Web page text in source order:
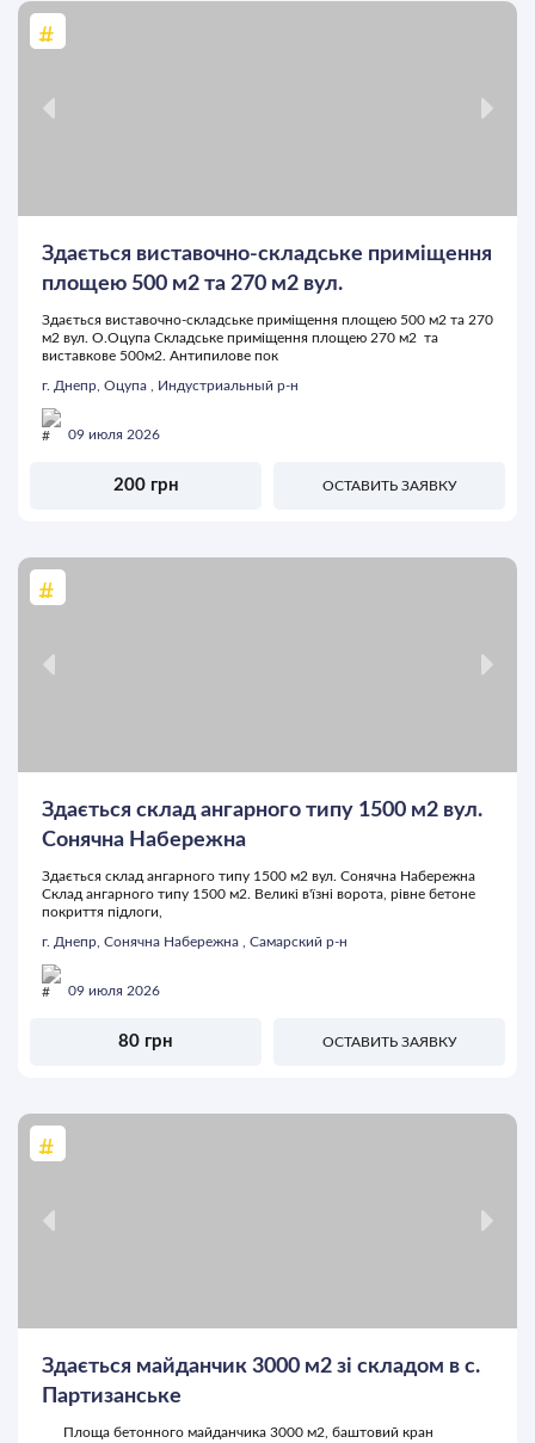
Здається виставочно-складське приміщення
площею 500 м2 та 270 м2 вул.
Здається виставочно-складське приміщення площею 500 м2 та 270
м2 вул. О.Оцупа Складське приміщення площею 270 м2 та
виставкове 500м2. Антипилове пок
г. Днепр, Оцупа , Индустриальный р-н
09 июля 2026
200 грн ОСТАВИТЬ ЗАЯВКУ
Здається склад ангарного типу 1500 м2 вул.
Сонячна Набережна
Здається склад ангарного типу 1500 м2 вул. Сонячна Набережна
Склад ангарного типу 1500 м2. Великі в'їзні ворота, рівне бетоне
покриття підлоги,
г. Днепр, Сонячна Набережна , Самарский р-н
09 июля 2026
80 грн ОСТАВИТЬ ЗАЯВКУ
Здається майданчик 3000 м2 зі складом в с.
Партизанське
Площа бетонного майданчика 3000 м2, баштовий кран